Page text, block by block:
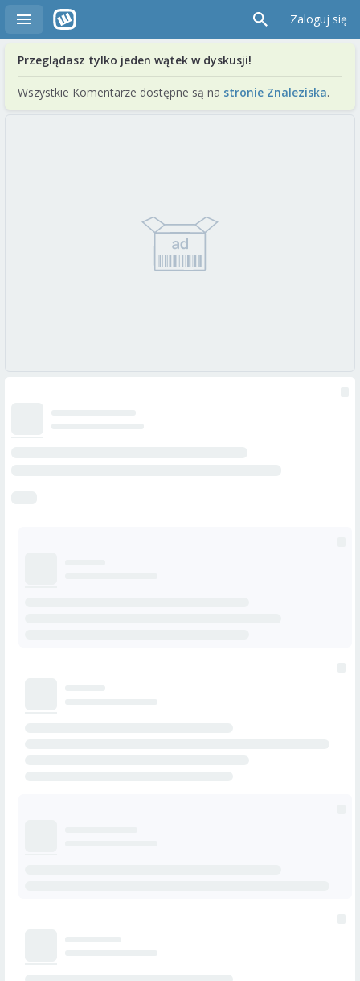
Zaloguj się
Przeglądasz tylko jeden wątek w dyskusji!
Wszystkie Komentarze dostępne są na stronie Znaleziska.